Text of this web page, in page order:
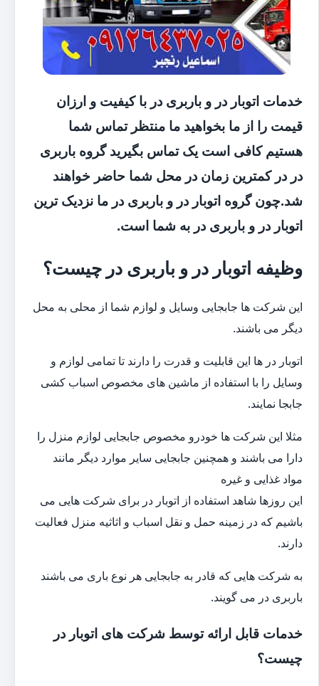
خدمات اتوبار در و باربری در با کیفیت و ارزان
قیمت را از ما بخواهید ما منتظر تماس شما
هستیم کافی است یک تماس بگیرید گروه باربری
در در کمترین زمان در محل شما حاضر خواهند
شد.چون گروه اتوبار در و باربری در ما نزدیک ترین
اتوبار در و باربری در به شما است.
وظیفه اتوبار در و باربری در چیست؟
این شرکت ها جابجایی وسایل و لوازم شما از محلی به محل
دیگر می باشند.
اتوبار در ها این قابلیت و قدرت را دارند تا تمامی لوازم و
وسایل را با استفاده از ماشین های مخصوص اسباب کشی
جابجا نمایند.
مثلا این شرکت ها خودرو مخصوص جابجایی لوازم منزل را
دارا می باشند و همچنین جابجایی سایر موارد دیگر مانند
مواد غذایی و غیره
این روزها شاهد استفاده از اتوبار در برای شرکت هایی می
باشیم که در زمینه حمل و نقل اسباب و اثاثیه منزل فعالیت
دارند.
به شرکت هایی که قادر به جابجایی هر نوع باری می باشند
باربری در می گویند.
خدمات قابل ارائه توسط شرکت های اتوبار در
چیست؟